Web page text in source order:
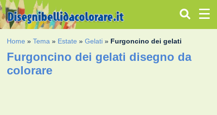
Home »Tema » Estate »Gelati » Furgoncino dei gelati
Furgoncino dei gelati disegno da
colorare